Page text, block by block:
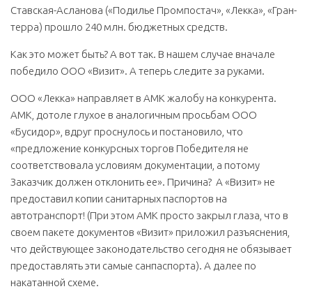
Ставская-Асланова («Подилье Промпостач», «Лекка», «Гран-
терра) прошло 240 млн. бюджетных средств.
Как это может быть? А вот так. В нашем случае вначале
победило ООО «Визит». А теперь следите за руками.
ООО «Лекка» направляет в АМК жалобу на конкурента.
АМК, дотоле глухое в аналогичным просьбам ООО
«Бусидор», вдруг проснулось и постановило, что
«предложение конкурсных торгов Победителя не
соответствовала условиям документации, а потому
Заказчик должен отклонить ее». Причина? А «Визит» не
предоставил копии санитарных паспортов на
автотранспорт! (При этом АМК просто закрыл глаза, что в
своем пакете документов «Визит» приложил разъяснения,
что действующее законодательство сегодня не обязывает
предоставлять эти самые санпаспорта). А далее по
накатанной схеме.